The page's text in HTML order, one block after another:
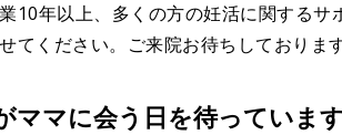
10年以上、多くの方の妊活に関するサ
てください。ご来院お待ちしております
ママに会う日を待っていま